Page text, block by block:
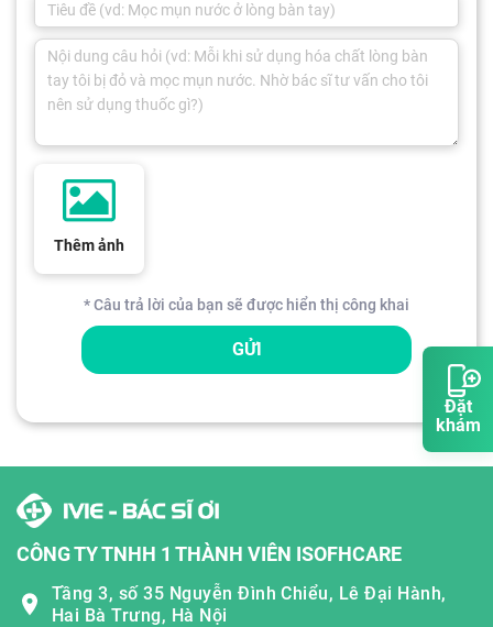
Đặt
khám
Thêm ảnh
* Câu trả lời của bạn sẽ được hiển thị công khai
GỬI
CÔNG TY TNHH 1 THÀNH VIÊN ISOFHCARE
Tầng 3, số 35 Nguyễn Đình Chiểu, Lê Đại Hành,
Hai Bà Trưng, Hà Nội